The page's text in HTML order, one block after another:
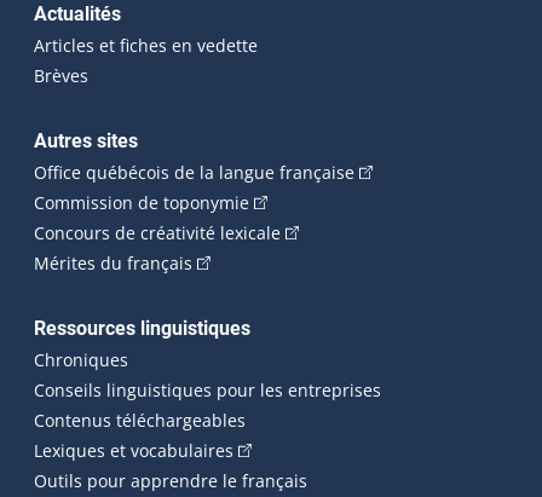
Actualités
Articles et fiches en vedette
Brèves
Autres sites
Office québécois de la langue française(Cet hyperlien
Commission de toponymie(Cet hyperlien externe s'ouvrira
Concours de créativité lexicale(Cet hyperlien externe
Mérites du français (Cet hyperlien externe s'ouvrira dans une
Ressources linguistiques
Chroniques
Conseils linguistiques pour les entreprises
Contenus téléchargeables
Lexiques et vocabulaires (Cet hyperlien externe s'ouvrira
Outils pour apprendre le français